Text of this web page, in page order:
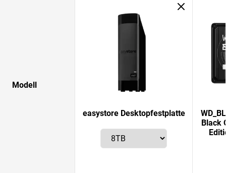
Modell
easystore Desktopfestplatte
Black